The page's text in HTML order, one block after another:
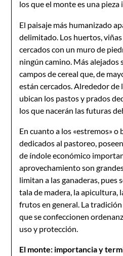
los que el monte es una
El paisaje más humanizado
delimitado. Los huertos,
cercados con un muro de
ningún camino. Más alejados
campos de cereal que, de
están cercados. Alrededor de
ubican los pastos y prados
los que nacerán las futuras
En cuanto a los «estremos» o
dedicados al pastoreo,
de índole económico
aprovechamiento son
limitan a las ganaderas, pues
tala de madera, la apicultura,
frutos en general. La
que se confeccionen
uso y protección.
El monte: importancia y